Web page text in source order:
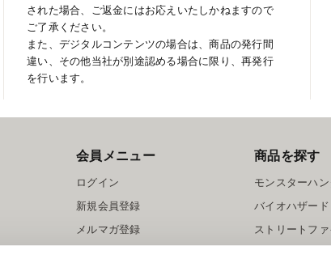
された場合、ご返金にはお応えいたしかねますので
ご了承ください。
また、デジタルコンテンツの場合は、商品の発行間
違い、その他当社が別途認める場合に限り、再発行
を行います。
会員メニュー
ログイン
新規会員登録
メルマガ登録
商品を探す
モンスターハン
バイオハザード
ストリートフ